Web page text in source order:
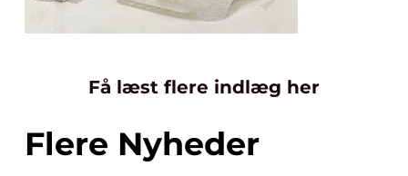
Få læst flere indlæg her
Flere Nyheder